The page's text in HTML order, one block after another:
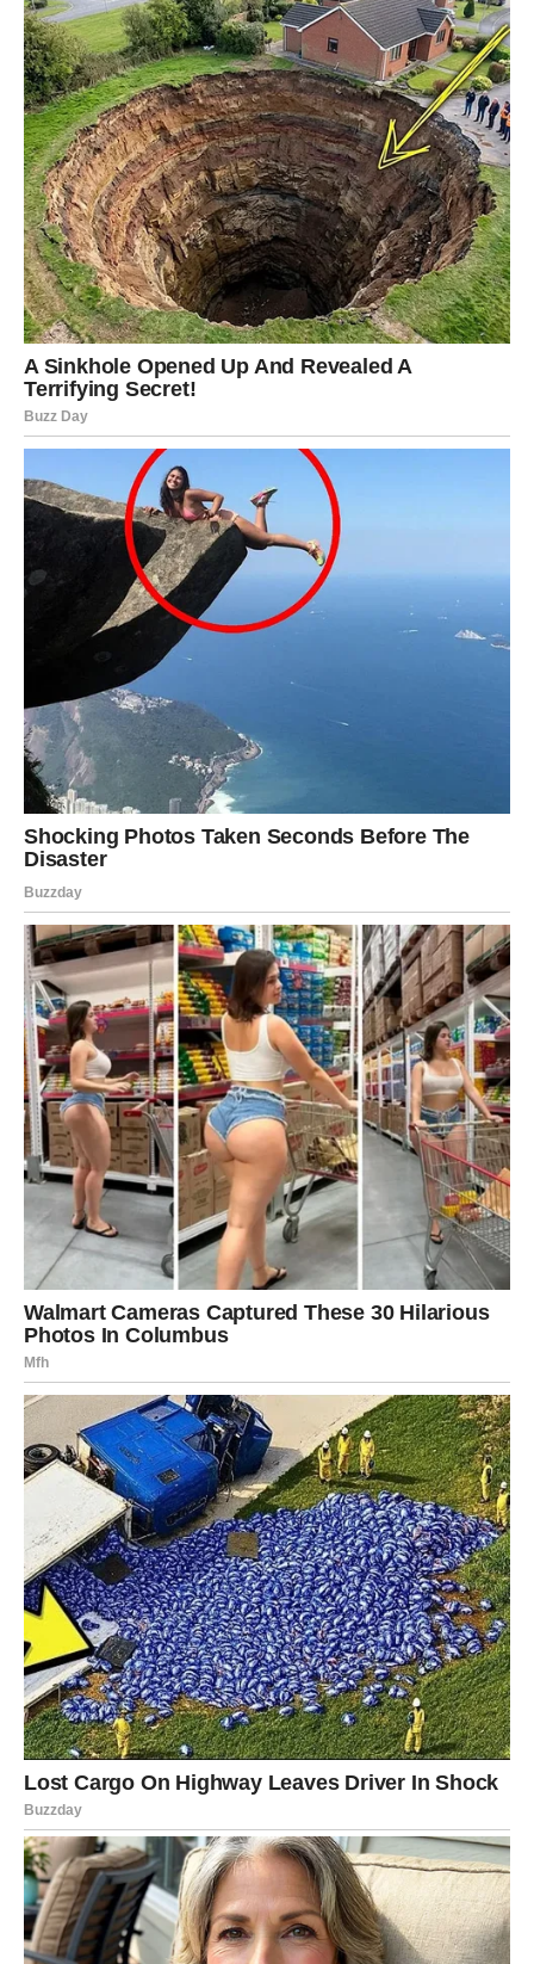
Pred vama su važni trenuci.
VODOLIJA
Neočekivana promjena donosi vam mnogo više koristi
nego što mislite.
Ono što sada dolazi ima dugoročni značaj.
Karmička nagrada
Nova životna prilika.
Sudbina vam otvara vrata
budućnosti
Pred vama su posebni trenuci.
Ribe ulaze u period unutrašnjeg mira i emocionalnog
iscjeljenja.
Sve manje vas opterećuju stvari koje su vas nekada
brinule.
Karmička nagrada
Mir i emotivna ravnoteža.
Duša konačno pronalazi spokoj
Pred vama su emotivni trenuci.
Karma možda nekada djeluje sporo, ali nikada ne
zaboravlja. Sve ono što ste činili iz dobrih namjera, svaki
trenutak kada ste ostali jaki uprkos teškoćama i svaki put
kada niste odustali sada počinje donositi nagrade.
Posebno će to osjetitiRakovi, Škorpije i Jarčevi, ali svaki
znak dobija priliku da vidi kako se strpljenje, trud i
dobrota vraćaju u punoj mjeri.
Zvijezde poručuju da je pred mnogima period u kojem će
konačno moći reći: vrijedilo je čekati.